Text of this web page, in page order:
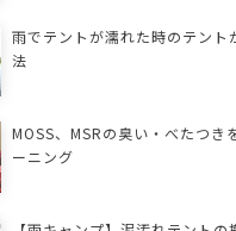
雨でテントが濡れた時のテント
法
MOSS、MSRの臭い・べたつき
ーニング